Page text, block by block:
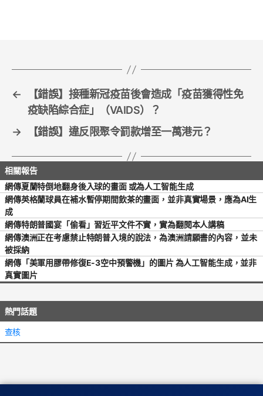
←
【錯誤】接種新冠疫苗後會造成「疫苗獲得性免
疫缺陷綜合症」（VAIDS）？
→
【錯誤】違反限聚令罰款增至一萬港元？
網傳夏蘭特倒地翻身後入球的畫面 或為人工智能生成
網傳英格蘭球員在補水暫停期間飲茶的畫面，並非真實場景，應為AI生
成
網傳特朗普國宴「偷看」習近平文件不實，實為翻閱本人講稿
網傳澳洲正在考慮禁止特朗普入境的說法，為澳洲請願書的內容，並未
被採納
網傳「美軍用膠帶修復E-3空中預警機」的圖片 為人工智能生成，並非
真實圖片
熱門話題
查核